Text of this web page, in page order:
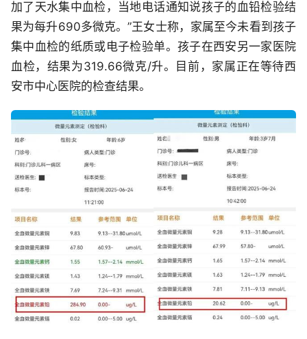
加了天水集中血检，当地电话通知说孩子的血铅检验结
果为每升690多微克。”王女士称，家属至今未看到孩子
集中血检的纸质或电子检验单。孩子在西安另一家医院
血检，结果为319.66微克/升。目前，家属正在等待西
安市中心医院的检查结果。